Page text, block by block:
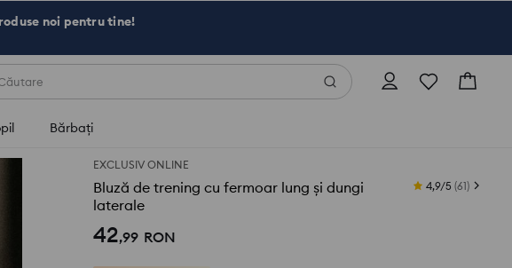
noi pentru tine!
Bărbaţi
EXCLUSIV ONLINE
Bluză de trening cu fermoar lung și dungi
laterale
4,9/5 (61)
42,99 RON